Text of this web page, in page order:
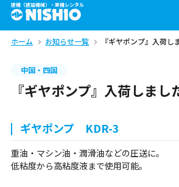
建機（建設機械）・重機レンタル
商品一覧
問合せ依頼リスト
北海道 東北
中部
九州・沖縄（外部）
ホーム お知らせ一覧 『ギヤポンプ』入荷し
中国・四国
『ギヤポンプ』入荷しまし
ギヤポンプ KDR-3
重油・マシン油・潤滑油などの圧送に。
低粘度から高粘度液まで使用可能。